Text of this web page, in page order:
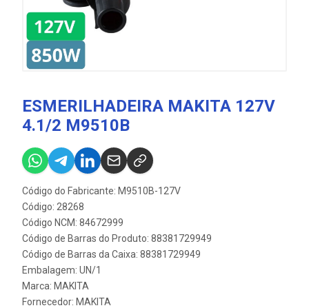
ESMERILHADEIRA MAKITA 127V
4.1/2 M9510B
Código do Fabricante: M9510B-127V
Código: 28268
Código NCM: 84672999
Código de Barras do Produto: 88381729949
Código de Barras da Caixa: 88381729949
Embalagem: UN/1
Marca: MAKITA
Fornecedor: MAKITA